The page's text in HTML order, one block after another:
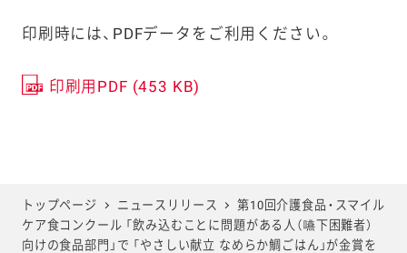
印刷時には、PDFデータをご利用ください。
印刷用PDF (453 KB)
トップページ ニュースリリース
第10回介護食品・スマイル
ケア食コンクール 「飲み込むことに問題がある人（嚥下困難者）
向けの食品部門」で 「やさしい献立 なめらか鯛ごはん」が金賞を